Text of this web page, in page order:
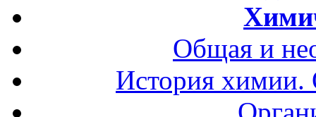
Общая и
История